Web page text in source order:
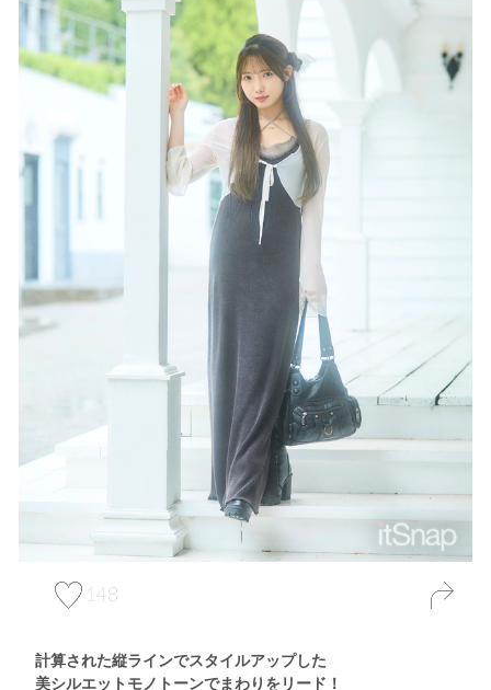
148
計算された縦ラインでスタイルアップした
美シルエットモノトーンでまわりをリード！